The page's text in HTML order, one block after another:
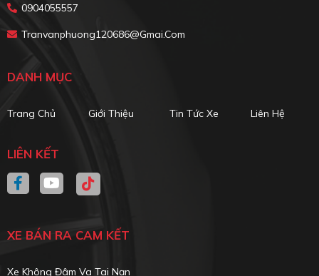
0904055557
Tranvanphuong120686@gmai.com
DANH MỤC
Trang Chủ Giới Thiệu Tin Tức Xe Liên Hệ
LIÊN KẾT
XE BÁN RA CAM KẾT
Xe Không Đâm Va Tai Nạn